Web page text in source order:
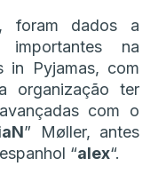
foram dados a
importantes na
in Pyjamas, com
organização ter
com o
⁠” Møller, antes
“alex“.